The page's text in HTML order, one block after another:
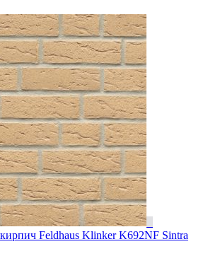
Feldhaus Klinker K692NF Sintra